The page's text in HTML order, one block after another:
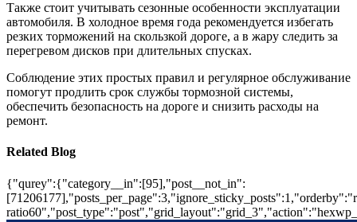
Также стоит учитывать сезонные особенности эксплуатации
автомобиля. В холодное время года рекомендуется избегать
резких торможений на скользкой дороге, а в жару следить за
перегревом дисков при длительных спусках.
Соблюдение этих простых правил и регулярное обслуживание
помогут продлить срок службы тормозной системы,
обеспечить безопасность на дороге и снизить расходы на
ремонт.
Related Blog
{"qurey":{"category__in":[95],"post__not_in":